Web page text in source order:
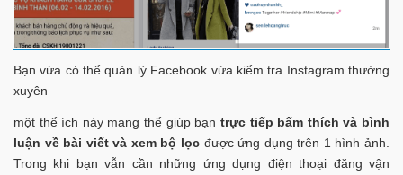
Bạn vừa có thể quản lý Facebook vừa kiểm tra Instagram thường
xuyên
một thể ích này mang thể giúp bạn trực tiếp bấm thích và bình
luận về bài viết và xem bộ lọc được ứng dụng trên 1 hình ảnh.
Trong khi bạn vẫn cần những ứng dụng điện thoại đăng vận